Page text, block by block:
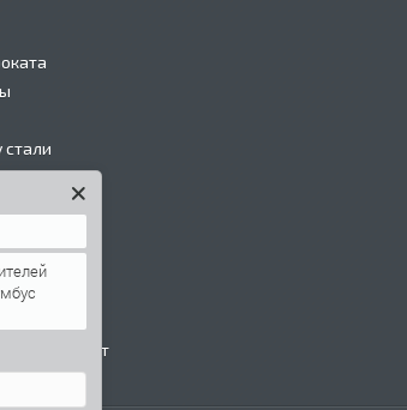
стали
болгаркой